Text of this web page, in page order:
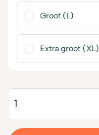
Groot (L)
Extra groot (XL)